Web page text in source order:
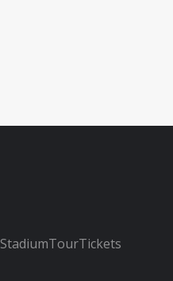
StadiumTourTickets